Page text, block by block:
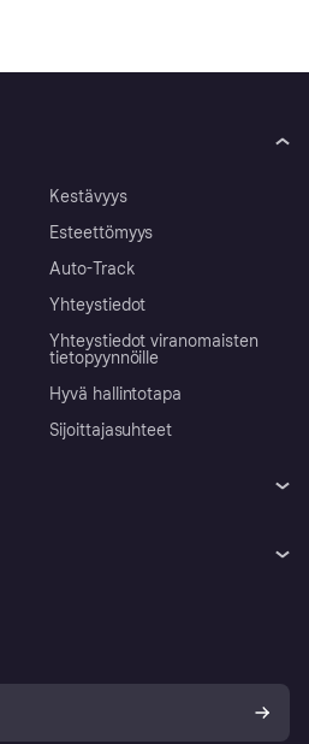
Kestävyys
Esteettömyys
Auto-Track
Yhteystiedot
Yhteystiedot viranomaisten
tietopyynnöille
Hyvä hallintotapa
Sijoittajasuhteet